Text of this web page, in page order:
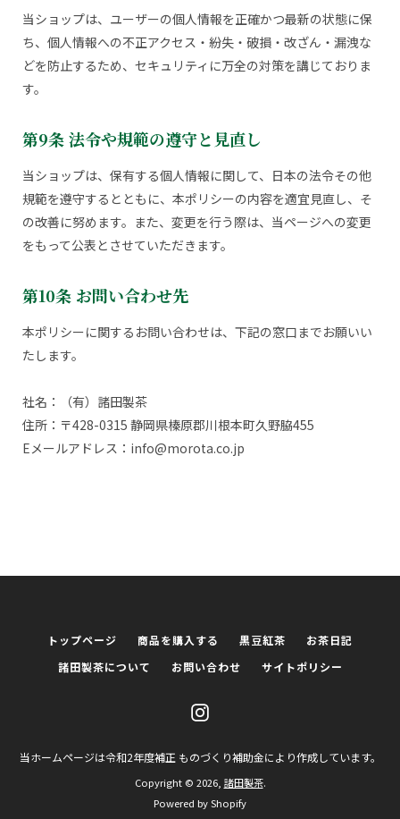
当ショップは、ユーザーの個人情報を正確かつ最新の状態に保
ち、個人情報への不正アクセス・紛失・破損・改ざん・漏洩な
どを防止するため、セキュリティに万全の対策を講じておりま
す。
第9条 法令や規範の遵守と見直し
当ショップは、保有する個人情報に関して、日本の法令その他
規範を遵守するとともに、本ポリシーの内容を適宜見直し、そ
の改善に努めます。また、変更を行う際は、当ページへの変更
をもって公表とさせていただきます。
第10条 お問い合わせ先
本ポリシーに関するお問い合わせは、下記の窓口までお願いい
たします。
社名：（有）諸田製茶
住所：〒428-0315 静岡県榛原郡川根本町久野脇455
Eメールアドレス：info@morota.co.jp
トップページ 商品を購入する 黒豆紅茶
お茶日記
諸田製茶について
お問い合わせ サイトポリシー
当ホームページは令和2年度補正 ものづくり補助金により作成しています。
Copyright © 2026, 諸田製茶.
Powered by Shopify